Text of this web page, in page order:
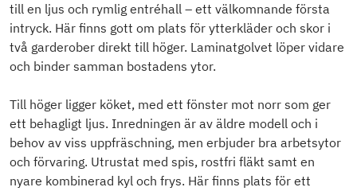
till en ljus och rymlig entréhall – ett välkomnande första
intryck. Här finns gott om plats för ytterkläder och skor i
två garderober direkt till höger. Laminatgolvet löper vidare
och binder samman bostadens ytor.
Till höger ligger köket, med ett fönster mot norr som ger
ett behagligt ljus. Inredningen är av äldre modell och i
behov av viss uppfräschning, men erbjuder bra arbetsytor
och förvaring. Utrustat med spis, rostfri fläkt samt en
nyare kombinerad kyl och frys. Här finns plats för ett